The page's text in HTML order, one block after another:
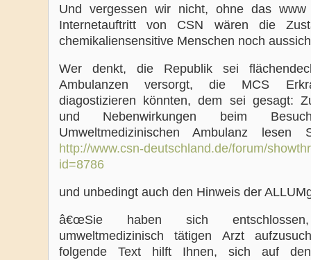
Und vergessen wir nicht, ohne das
Internetauftritt von CSN wären die
chemikaliensensitive Menschen noch
Wer denkt, die Republik sei
Ambulanzen versorgt, die MCS
diagostizieren könnten, dem sei gesagt:
und Nebenwirkungen beim
Umweltmedizinischen Ambulanz lesen
http://www.csn-deutschland.de/forum/
id=8786
und unbedingt auch den Hinweis der
â€œSie haben sich
umweltmedizinisch tätigen Arzt
folgende Text hilft Ihnen, sich auf